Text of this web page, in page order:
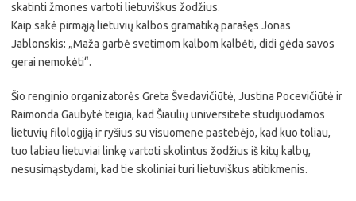
skatinti žmones vartoti lietuviškus žodžius.
Kaip sakė pirmąją lietuvių kalbos gramatiką parašęs Jonas
Jablonskis: „Maža garbė svetimom kalbom kalbėti, didi gėda savos
gerai nemokėti“.
Šio renginio organizatorės Greta Švedavičiūtė, Justina Pocevičiūtė ir
Raimonda Gaubytė teigia, kad Šiaulių universitete studijuodamos
lietuvių filologiją ir ryšius su visuomene pastebėjo, kad kuo toliau,
tuo labiau lietuviai linkę vartoti skolintus žodžius iš kitų kalbų,
nesusimąstydami, kad tie skoliniai turi lietuviškus atitikmenis.